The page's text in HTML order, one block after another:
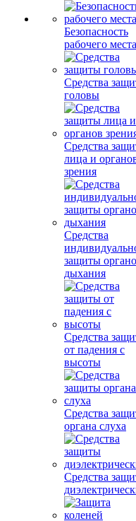
Безопасность
рабочего места
Средства
головы
Средства
лица и
зрения
Средства
защиты
дыхания
Средства
от падения с
высоты
Средства
органа слуха
Средства